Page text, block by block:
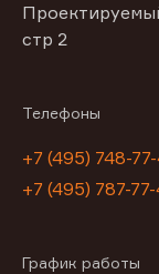
стр 2
Телефоны
+7 (495) 748-
+7 (495) 787-
График работы